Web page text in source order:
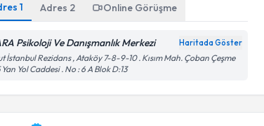
1 Adres 2 Online Görüşme
Psikoloji Ve Danışmanlık Merkezi Haritada Göster
İstanbul Rezidans , Ataköy 7-8-9-10 . Kısım Mah. Çoban Çeşme
Yol Caddesi . No : 6 A Blok D:13